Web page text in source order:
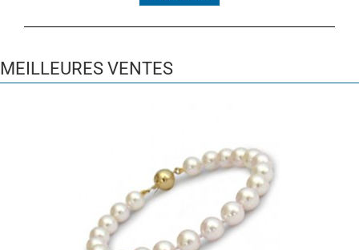
MEILLEURES VENTES